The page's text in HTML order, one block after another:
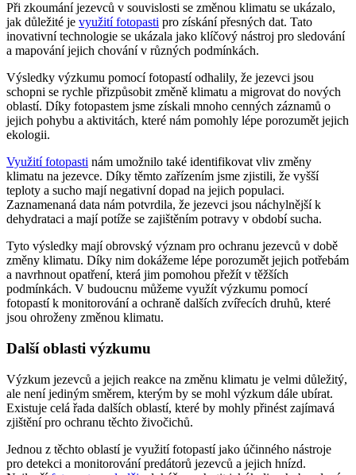
Při zkoumání jezevců v souvislosti se změnou klimatu se ukázalo,
jak důležité je využití fotopasti pro získání přesných dat. Tato
inovativní technologie se ukázala jako klíčový nástroj pro sledování
a mapování jejich chování v různých podmínkách.
Výsledky výzkumu pomocí fotopastí odhalily, že jezevci jsou
schopni se rychle přizpůsobit změně klimatu a migrovat do nových
oblastí. Díky fotopastem jsme získali mnoho cenných záznamů o
jejich pohybu a aktivitách, které nám pomohly lépe porozumět jejich
ekologii.
Využití fotopasti nám umožnilo také identifikovat vliv změny
klimatu na jezevce. Díky těmto zařízením jsme zjistili, že vyšší
teploty a sucho mají negativní dopad na jejich populaci.
Zaznamenaná data nám potvrdila, že jezevci jsou náchylnější k
dehydrataci a mají potíže se zajištěním potravy v období sucha.
Tyto výsledky mají obrovský význam pro ochranu jezevců v době
změny klimatu. Díky nim dokážeme lépe porozumět jejich potřebám
a navrhnout opatření, která jim pomohou přežít v těžších
podmínkách. V budoucnu můžeme využít výzkumu pomocí
fotopastí k monitorování a ochraně dalších zvířecích druhů, které
jsou ohroženy změnou klimatu.
Další oblasti výzkumu
Výzkum jezevců a jejich reakce na změnu klimatu je velmi důležitý,
ale není jediným směrem, kterým by se mohl výzkum dále ubírat.
Existuje celá řada dalších oblastí, které by mohly přinést zajímavá
zjištění pro ochranu těchto živočichů.
Jednou z těchto oblastí je využití fotopastí jako účinného nástroje
pro detekci a monitorování predátorů jezevců a jejich hnízd.